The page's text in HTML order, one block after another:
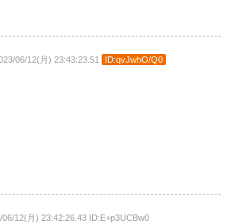
06/12(月) 23:43:23.51 ID:qvJwhO/Q0
06/12(月) 23:42:26.43 ID:E+p3UCBw0